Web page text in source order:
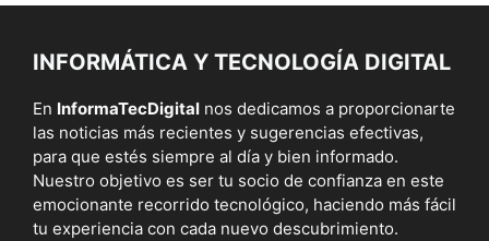
INFORMÁTICA Y TECNOLOGÍA DIGITAL
En InformaTecDigital nos dedicamos a proporcionarte
las noticias más recientes y sugerencias efectivas,
para que estés siempre al día y bien informado.
Nuestro objetivo es ser tu socio de confianza en este
emocionante recorrido tecnológico, haciendo más fácil
tu experiencia con cada nuevo descubrimiento.